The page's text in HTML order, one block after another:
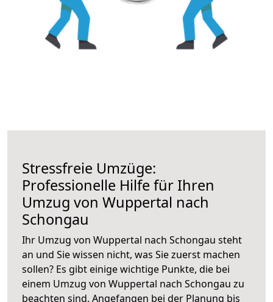
Stressfreie Umzüge:
Professionelle Hilfe für Ihren
Umzug von Wuppertal nach
Schongau
Ihr Umzug von Wuppertal nach Schongau steht
an und Sie wissen nicht, was Sie zuerst machen
sollen? Es gibt einige wichtige Punkte, die bei
einem Umzug von Wuppertal nach Schongau zu
beachten sind. Angefangen bei der Planung bis